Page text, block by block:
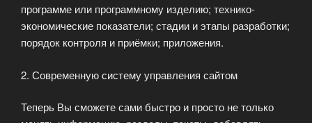
программе или программному изделию; технико-
экономические показатели; стадии и этапы разработки;
порядок контроля и приёмки; приложения.
2. Современную систему управления сайтом
Теперь Вы сможете сами быстро и просто не только